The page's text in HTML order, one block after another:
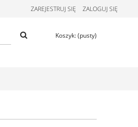
ZAREJESTRUJ SIĘ ZALOGUJ SIĘ
Koszyk:(pusty)